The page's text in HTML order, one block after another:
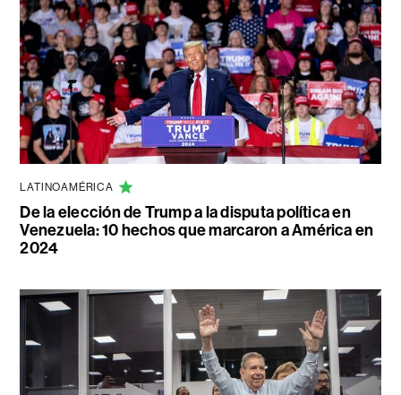
LATINOAMÉRICA
De la elección de Trump a la disputa política en
Venezuela: 10 hechos que marcaron a América en
2024